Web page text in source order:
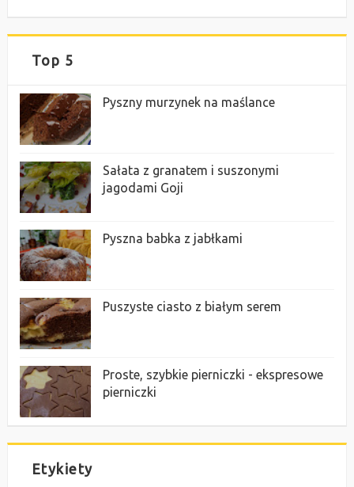
Top 5
Pyszny murzynek na maślance
Sałata z granatem i suszonymi
jagodami Goji
Pyszna babka z jabłkami
Puszyste ciasto z białym serem
Proste, szybkie pierniczki - ekspresowe
pierniczki
Etykiety